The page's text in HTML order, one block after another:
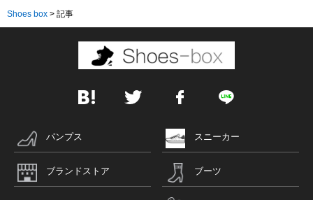
Shoes box > 記事
パンプス スニーカー
ブランドストア ブーツ